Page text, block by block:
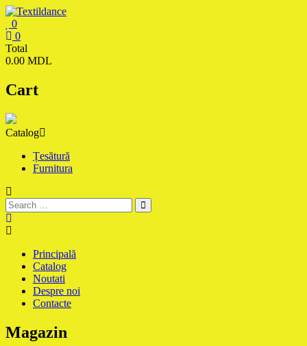
Skip
to
content
Textildance.md
0
0
Total
0.00 MDL
Cart
Catalog
Țesătură
Furnitura
Principală
Catalog
Noutati
Despre noi
Contacte
Magazin